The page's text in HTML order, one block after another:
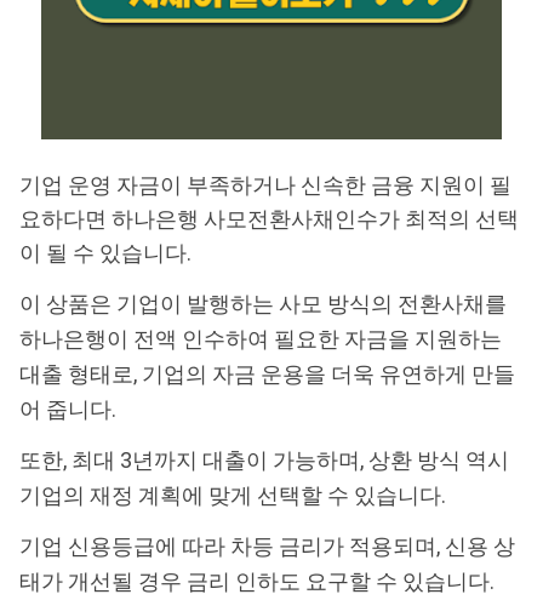
기업 운영 자금이 부족하거나 신속한 금융 지원이 필
요하다면 하나은행 사모전환사채인수가 최적의 선택
이 될 수 있습니다.
이 상품은 기업이 발행하는 사모 방식의 전환사채를
하나은행이 전액 인수하여 필요한 자금을 지원하는
대출 형태로, 기업의 자금 운용을 더욱 유연하게 만들
어 줍니다.
또한, 최대 3년까지 대출이 가능하며, 상환 방식 역시
기업의 재정 계획에 맞게 선택할 수 있습니다.
기업 신용등급에 따라 차등 금리가 적용되며, 신용 상
태가 개선될 경우 금리 인하도 요구할 수 있습니다.